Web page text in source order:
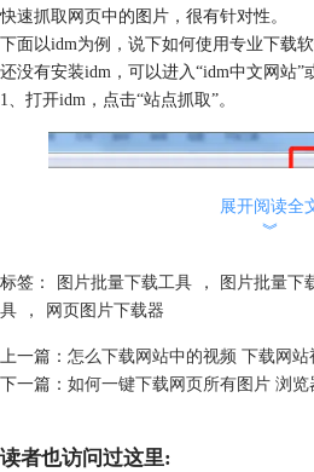
快速抓取网页中的图片，很有针对性。
下面以idm为例，说下如何使用专业下载
还没有安装idm，可以进入“idm中文网站”
1、打开idm，点击“站点抓取”。
图2：idm站点抓
之前小编详细说过了，这里就不重复了，
展开阅读全
︾
标签： 图片批量下载工具 ， 图片批量下
具
， 网页图片下载器
上一篇： 怎么下载网站中的视频 下载网站
下一篇： 如何一键下载网页所有图片 浏
读者也访问过这里: